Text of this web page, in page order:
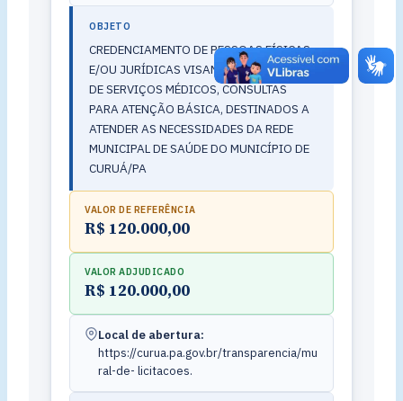
OBJETO
CREDENCIAMENTO DE PESSOAS FÍSICAS
E/OU JURÍDICAS VISANDO PRESTAÇÃO
DE SERVIÇOS MÉDICOS, CONSULTAS
PARA ATENÇÃO BÁSICA, DESTINADOS A
ATENDER AS NECESSIDADES DA REDE
MUNICIPAL DE SAÚDE DO MUNICÍPIO DE
CURUÁ/PA
VALOR DE REFERÊNCIA
R$ 120.000,00
VALOR ADJUDICADO
R$ 120.000,00
Local de abertura:
https://curua.pa.gov.br/transparencia/mu
ral-de- licitacoes.